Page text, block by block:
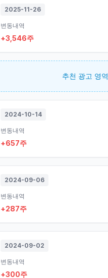
2025-11-26
변동내역
+3,546주
추천 광고 영역
2024-10-14
변동내역
+657주
2024-09-06
변동내역
+287주
2024-09-02
변동내역
+300주